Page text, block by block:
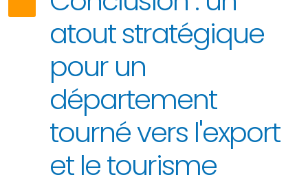
atout stratégique
pour un
département
tourné vers l'export
et le tourisme